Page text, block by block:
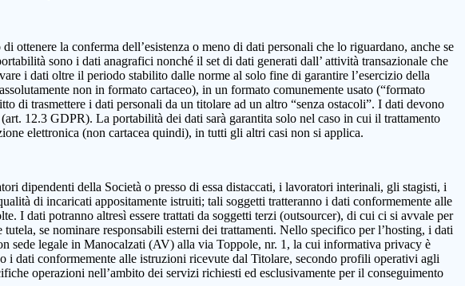
la conferma dell’esistenza o meno di dati personali che lo riguardano, anche se
sono i dati anagrafici nonché il set di dati generati dall’ attività transazionale che
i dati oltre il periodo stabilito dalle norme al solo fine di garantire l’esercizio della
non in formato cartaceo), in un formato comunemente usato (“formato
di trasmettere i dati personali da un titolare ad un altro “senza ostacoli”. I dati devono
12.3 GDPR). La portabilità dei dati sarà garantita solo nel caso in cui il trattamento
elettronica (non cartacea quindi), in tutti gli altri casi non si applica.
dipendenti della Società o presso di essa distaccati, i lavoratori interinali, gli stagisti, i
di incaricati appositamente istruiti; tali soggetti tratteranno i dati conformemente alle
I dati potranno altresì essere trattati da soggetti terzi (outsourcer), di cui ci si avvale per
se nominare responsabili esterni dei trattamenti. Nello specifico per l’hosting, i dati
sede legale in Manocalzati (AV) alla via Toppole, nr. 1, la cui informativa privacy è
dati conformemente alle istruzioni ricevute dal Titolare, secondo profili operativi agli
operazioni nell’ambito dei servizi richiesti ed esclusivamente per il conseguimento